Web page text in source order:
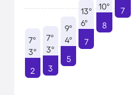
7°
3°
2
7°
3°
3
9°
4°
5
13°
6°
7
10°
8
7